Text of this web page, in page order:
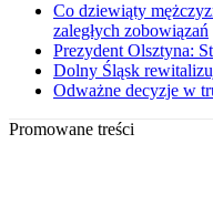
Co dziewiąty
zaległych zobowiązań
Prezydent Olsztyna:
Dolny Śląsk
Odważne decyzje w
Promowane treści